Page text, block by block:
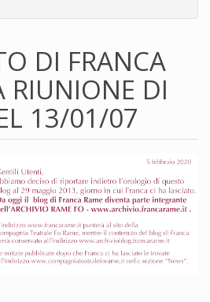
DI FRANCA
RIUNIONE DI
13/01/07